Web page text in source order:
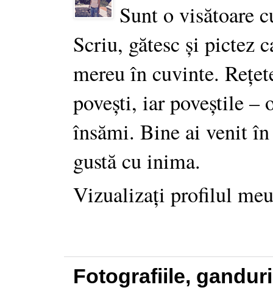
Sunt o visătoare
Scriu, gătesc și pictez
mereu în cuvinte.
povești, iar poveștile –
însămi. Bine ai venit
gustă cu inima.
Vizualizați profilul
Fotografiile,